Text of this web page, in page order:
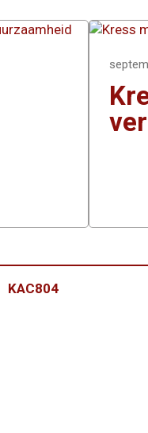
o
o
d
n
g
KAC804